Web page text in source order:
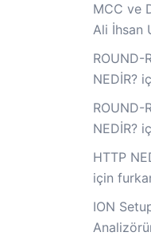
MCC ve
Ali İhsan
ROUND-
NEDİR?
ROUND-
NEDİR?
HTTP
için
ION